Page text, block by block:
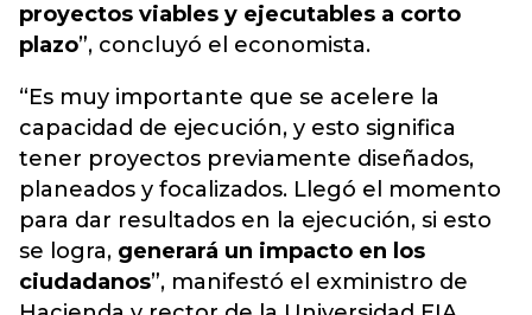
proyectos viables y ejecutables a corto
plazo”, concluyó el economista.
“Es muy importante que se acelere la
capacidad de ejecución, y esto significa
tener proyectos previamente diseñados,
planeados y focalizados. Llegó el momento
para dar resultados en la ejecución, si esto
se logra, generará un impacto en los
ciudadanos”, manifestó el exministro de